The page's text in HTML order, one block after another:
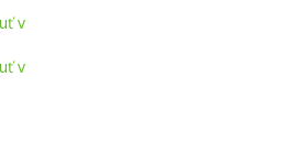
v
v